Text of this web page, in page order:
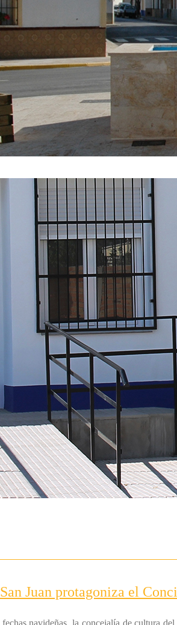
Juan protagoniza el
navideñas, la concejalía de cultura